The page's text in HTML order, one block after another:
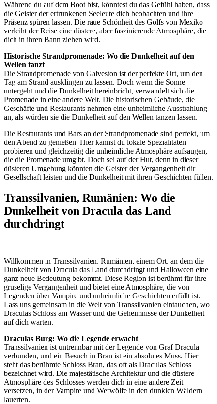
Während du auf dem Boot bist, könntest du das Gefühl haben, dass
die Geister der ertrunkenen Seeleute dich beobachten und ihre
Präsenz spüren lassen. Die raue Schönheit des Golfs von Mexiko
verleiht der Reise eine düstere, aber faszinierende Atmosphäre, die
dich in ihren Bann ziehen wird.
Historische Strandpromenade: Wo die Dunkelheit auf den
Wellen tanzt
Die Strandpromenade von Galveston ist der perfekte Ort, um den
Tag am Strand ausklingen zu lassen. Doch wenn die Sonne
untergeht und die Dunkelheit hereinbricht, verwandelt sich die
Promenade in eine andere Welt. Die historischen Gebäude, die
Geschäfte und Restaurants nehmen eine unheimliche Ausstrahlung
an, als würden sie die Dunkelheit auf den Wellen tanzen lassen.
Die Restaurants und Bars an der Strandpromenade sind perfekt, um
den Abend zu genießen. Hier kannst du lokale Spezialitäten
probieren und gleichzeitig die unheimliche Atmosphäre aufsaugen,
die die Promenade umgibt. Doch sei auf der Hut, denn in dieser
düsteren Umgebung könnten die Geister der Vergangenheit dir
Gesellschaft leisten und die Dunkelheit mit ihren Geschichten füllen.
Transsilvanien, Rumänien: Wo die
Dunkelheit von Dracula das Land
durchdringt
Willkommen in Transsilvanien, Rumänien, einem Ort, an dem die
Dunkelheit von Dracula das Land durchdringt und Halloween eine
ganz neue Bedeutung bekommt. Diese Region ist berühmt für ihre
gruselige Vergangenheit und bietet eine Atmosphäre, die von
Legenden über Vampire und unheimliche Geschichten erfüllt ist.
Lass uns gemeinsam in die Welt von Transsilvanien eintauchen, wo
Draculas Schloss am Wasser und die Geheimnisse der Dunkelheit
auf dich warten.
Draculas Burg: Wo die Legende erwacht
Transsilvanien ist untrennbar mit der Legende von Graf Dracula
verbunden, und ein Besuch in Bran ist ein absolutes Muss. Hier
steht das berühmte Schloss Bran, das oft als Draculas Schloss
bezeichnet wird. Die majestätische Architektur und die düstere
Atmosphäre des Schlosses werden dich in eine andere Zeit
versetzen, in der Vampire und Werwölfe in den dunklen Wäldern
lauerten.